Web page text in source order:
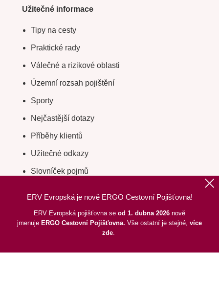
ERV Evropská je nově ERGO Cestovní Pojišťovna!
ERV Evropská pojišťovna se od 1. dubna 2026 nově
jmenuje ERGO Cestovní Pojišťovna. Vše ostatní je stejné, více
zde.
Užitečné informace
Tipy na cesty
Praktické rady
Válečné a rizikové oblasti
Územní rozsah pojištění
Sporty
Nejčastější dotazy
Příběhy klientů
Užitečné odkazy
Slovníček pojmů
Odstoupení od smlouvy